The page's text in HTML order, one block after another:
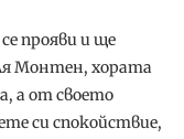
прояви и ще
Монтен, хората
а от своето
си спокойствие,